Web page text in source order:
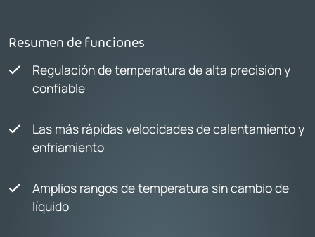
Resumen de funciones
Regulación de temperatura de alta precisión y
confiable
Las más rápidas velocidades de calentamiento y
enfriamiento
Amplios rangos de temperatura sin cambio de
líquido